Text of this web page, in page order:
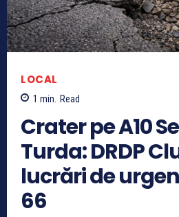
LOCAL
1 min. Read
Crater pe A10
Turda: DRDP
lucrări de
66